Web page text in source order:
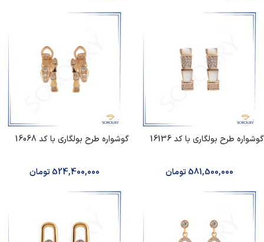
گوشواره طرح بولگاری با کد 16136
581,500,000تومان
گوشواره طرح بولگاری با کد 16068
524,400,000تومان